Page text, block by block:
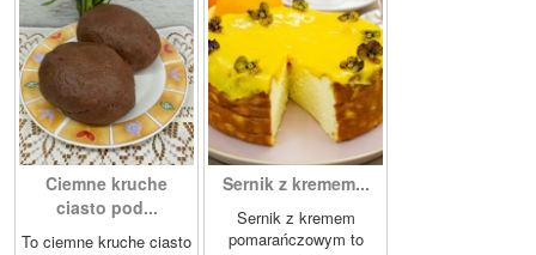
Ciemne kruche
ciasto pod...
To ciemne kruche ciasto
Sernik z kremem...
Sernik z kremem
pomarańczowym to